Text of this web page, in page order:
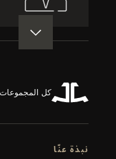
كل المجموعات
نبذة عنّا